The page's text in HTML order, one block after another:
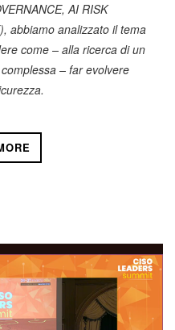
AI RISK
abbiamo analizzato il tema
come – alla ricerca di un
– far evolvere